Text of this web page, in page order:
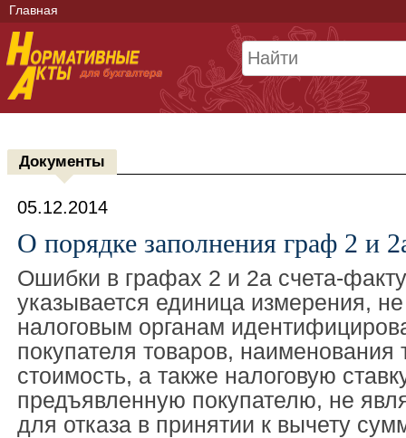
Главная
Документы
05.12.2014
О порядке заполнения граф 2 и
Ошибки в графах 2 и 2а счета-
указывается единица измерения,
налоговым органам
покупателя товаров, наименования
стоимость, а также налоговую
предъявленную покупателю, не
для отказа в принятии к вычету